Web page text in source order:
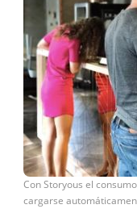
Con Storyous el
cargarse